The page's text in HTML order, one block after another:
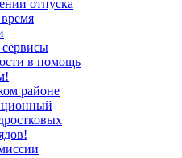
отпуска
в помощь
районе